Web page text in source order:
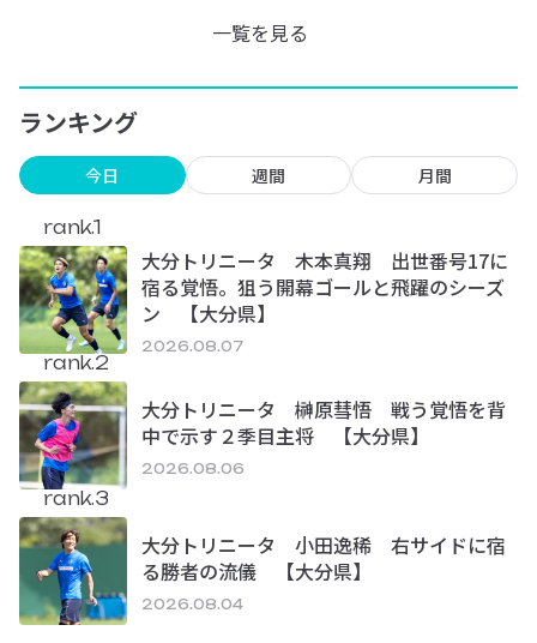
一覧を見る
ランキング
今日 週間 月間
rank.1
大分トリニータ 木本真翔 出世番号17に
宿る覚悟。狙う開幕ゴールと飛躍のシーズ
ン 【大分県】
2026.08.07
rank.2
大分トリニータ 榊原彗悟 戦う覚悟を背
中で示す２季目主将 【大分県】
2026.08.06
rank.3
大分トリニータ 小田逸稀 右サイドに宿
る勝者の流儀 【大分県】
2026.08.04